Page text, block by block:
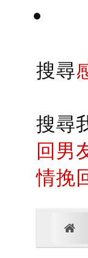
搜尋
搜尋
回男
情挽